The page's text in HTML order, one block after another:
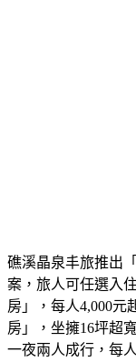
礁溪晶泉丰旅推出
案，旅人可任選入
房」，每人4,000元
房」，坐擁16坪超
一夜兩人成行，每